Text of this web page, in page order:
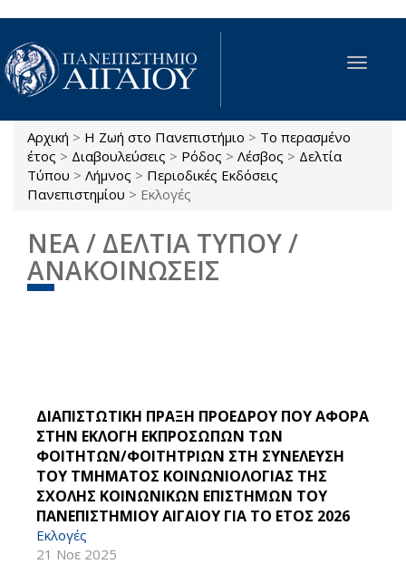
Παράκαμψη προς το κυρίως περιεχόμενο
Toggle
Είστε εδώ
Αρχική > Η Ζωή στο Πανεπιστήμιο > Το περασμένο
έτος > Διαβουλεύσεις > Ρόδος > Λέσβος > Δελτία
Τύπου > Λήμνος > Περιοδικές Εκδόσεις
Πανεπιστημίου > Εκλογές
ΝΕΑ / ΔΕΛΤΙΑ ΤΥΠΟΥ /
ΑΝΑΚΟΙΝΩΣΕΙΣ
ΔΙΑΠΙΣΤΩΤΙΚΗ ΠΡΑΞΗ ΠΡΟΕΔΡΟΥ ΠΟΥ ΑΦΟΡΑ
ΣΤΗΝ ΕΚΛΟΓΗ ΕΚΠΡΟΣΩΠΩΝ ΤΩΝ
ΦΟΙΤΗΤΩΝ/ΦΟΙΤΗΤΡΙΩΝ ΣΤΗ ΣΥΝΕΛΕΥΣΗ
ΤΟΥ ΤΜΗΜΑΤΟΣ ΚΟΙΝΩΝΙΟΛΟΓΙΑΣ ΤΗΣ
ΣΧΟΛΗΣ ΚΟΙΝΩΝΙΚΩΝ ΕΠΙΣΤΗΜΩΝ ΤΟΥ
ΠΑΝΕΠΙΣΤΗΜΙΟΥ ΑΙΓΑΙΟΥ ΓΙΑ ΤΟ ΕΤΟΣ 2026
Εκλογές
21 Νοε 2025